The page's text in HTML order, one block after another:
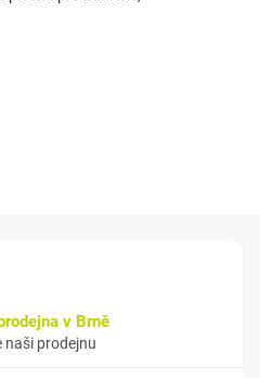
v Brně
naši prodejnu